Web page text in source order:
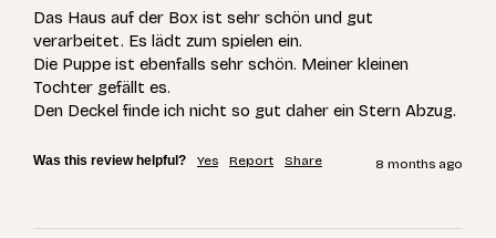
Das Haus auf der Box ist sehr schön und gut
verarbeitet. Es lädt zum spielen ein.
Die Puppe ist ebenfalls sehr schön. Meiner kleinen
Tochter gefällt es.
Den Deckel finde ich nicht so gut daher ein Stern Abzug.
Was this review helpful? Yes Report Share 8 months ago